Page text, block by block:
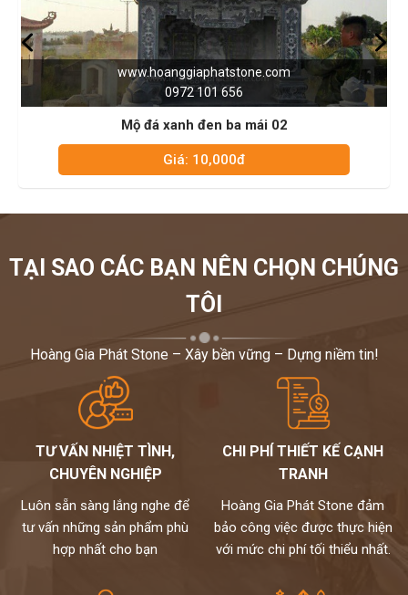
www.hoanggiaphatstone.com
0972 101 656
Mộ đá xanh đen ba mái 02
TẠI SAO CÁC BẠN NÊN CHỌN CHÚNG
TÔI
Hoàng Gia Phát Stone – Xây bền vững – Dựng niềm tin!
TƯ VẤN NHIỆT TÌNH,
CHUYÊN NGHIỆP
Luôn sẵn sàng lắng nghe để
tư vấn những sản phẩm phù
hợp nhất cho bạn
CHI PHÍ THIẾT KẾ CẠNH
TRANH
Hoàng Gia Phát Stone đảm
bảo công việc được thực hiện
với mức chi phí tối thiểu nhất.